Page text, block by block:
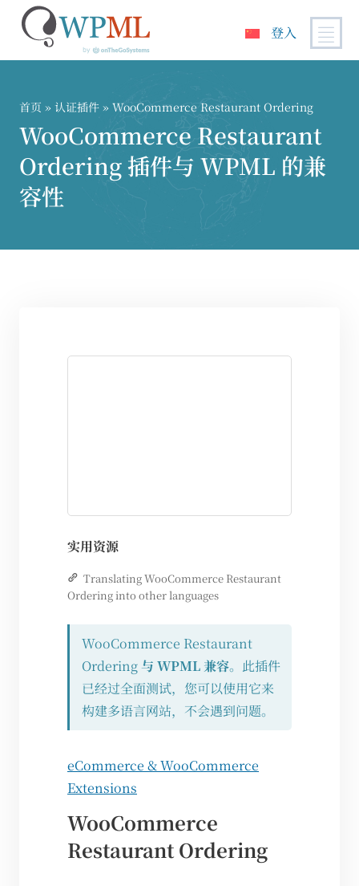
登入
首页 » 认证插件 » WooCommerce Restaurant Ordering
WooCommerce Restaurant
Ordering 插件与 WPML 的兼
容性
实用资源
Translating WooCommerce Restaurant
Ordering into other languages
WooCommerce Restaurant
Ordering与 WPML 兼容。此插件
已经过全面测试，您可以使用它来
构建多语言网站，不会遇到问题。
eCommerce & WooCommerce
Extensions
WooCommerce
Restaurant Ordering